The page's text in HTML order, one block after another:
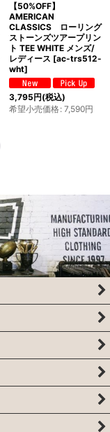
【50%OFF】
AMERICAN
CLASSICS ローリング
ストーンズツアープリン
ト TEE WHITE メンズ/
レディース [ac-trs512-
wht]
3,795円(税込)
希望小売価格: 7,590円